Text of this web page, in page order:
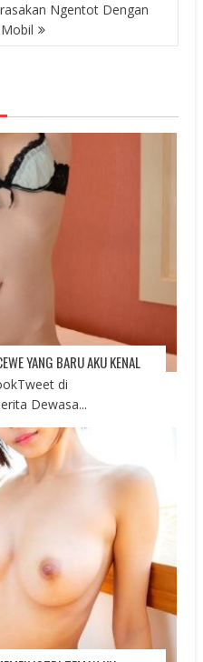
Ngentot Dengan
YANG BARU AKU KENAL
di
Dewasa...